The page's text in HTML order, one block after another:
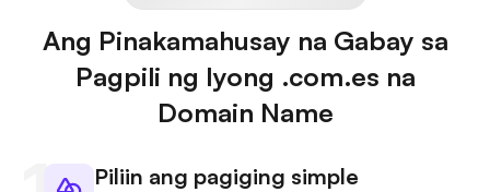
Ang Pinakamahusay na Gabay sa
Pagpili ng Iyong .com.es na
Domain Name
Piliin ang pagiging simple